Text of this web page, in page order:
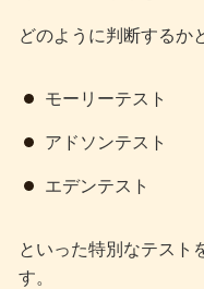
どのように判断するか
モーリーテスト
アドソンテスト
エデンテスト
といった特別なテスト
す。